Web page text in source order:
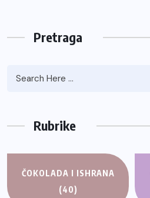
Pretraga
Rubrike
ČOKOLADA I ISHRANA
(40)